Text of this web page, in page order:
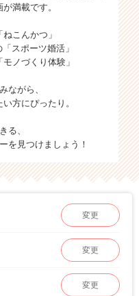
満載です。
こんかつ」
スポーツ婚活」
ノづくり体験」
ながら、
方にぴったり。
る、
を見つけましょう！
変更
変更
変更